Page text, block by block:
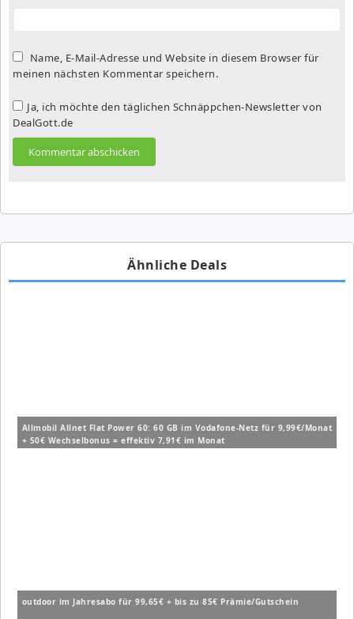
Name, E-Mail-Adresse und Website in diesem Browser für
meinen nächsten Kommentar speichern.
Ja, ich möchte den täglichen Schnäppchen-Newsletter von
DealGott.de
Ähnliche Deals
Allmobil Allnet Flat Power 60: 60 GB im Vodafone-Netz für 9,99€/Monat
+ 50€ Wechselbonus = effektiv 7,91€ im Monat
outdoor im Jahresabo für 99,65€ + bis zu 85€ Prämie/Gutschein